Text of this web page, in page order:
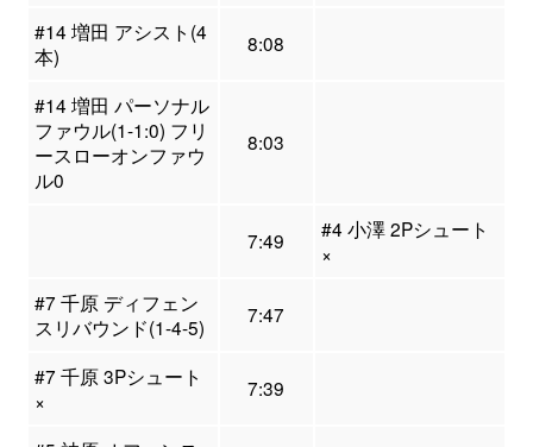
#14 増田 アシスト(4
本)
8:08
#14 増田 パーソナル
ファウル(1-1:0) フリ
ースローオンファウ
ル0
8:03
7:49
#4 小澤 2Pシュート
×
#7 千原 ディフェン
スリバウンド(1-4-5)
7:47
#7 千原 3Pシュート
×
7:39